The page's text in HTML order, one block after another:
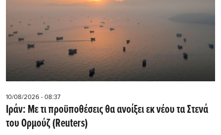
10/08/2026 - 08:37
Ιράν: Με τι προϋποθέσεις θα ανοίξει εκ νέου τα Στενά
του Ορμούζ (Reuters)